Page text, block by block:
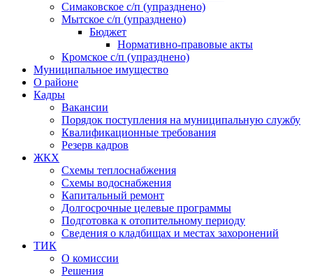
Симаковское с/п (упразднено)
Мытское с/п (упразднено)
Бюджет
Нормативно-правовые акты
Кромское с/п (упразднено)
Муниципальное имущество
О районе
Кадры
Вакансии
Порядок поступления на муниципальную службу
Квалификационные требования
Резерв кадров
ЖКХ
Схемы теплоснабжения
Схемы водоснабжения
Капитальный ремонт
Долгосрочные целевые программы
Подготовка к отопительному периоду
Сведения о кладбищах и местах захоронений
ТИК
О комиссии
Решения